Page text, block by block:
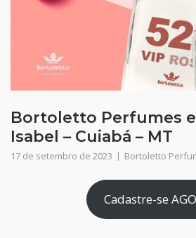
Bortoletto Perfumes
Isabel – Cuiabá – MT
17 de setembro de 2023 Bortoletto
Cadastre-se